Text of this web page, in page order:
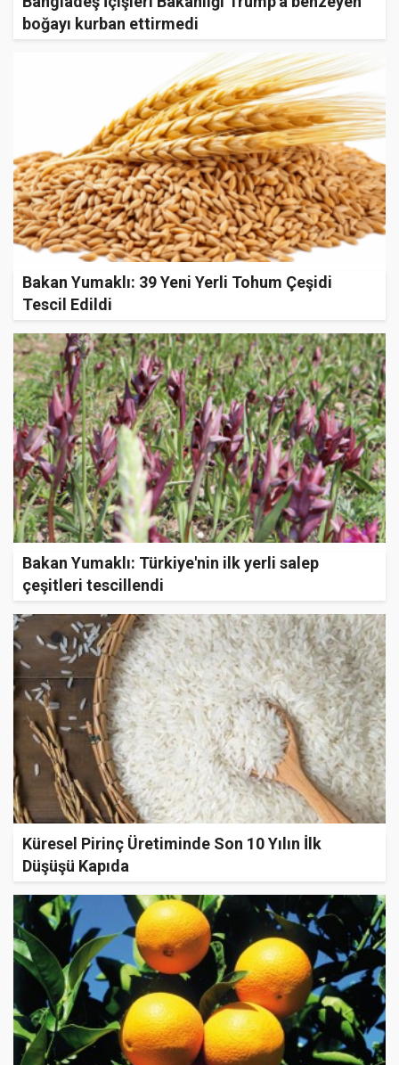
boğayı kurban ettirmedi
Bakan Yumaklı: 39 Yeni Yerli Tohum Çeşidi
Tescil Edildi
Bakan Yumaklı: Türkiye'nin ilk yerli salep
çeşitleri tescillendi
Küresel Pirinç Üretiminde Son 10 Yılın İlk
Düşüşü Kapıda